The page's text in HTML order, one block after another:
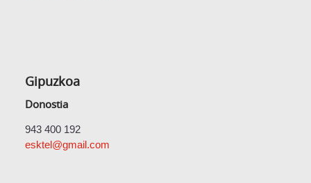
Gipuzkoa
Donostia
943 400 192
esktel@gmail.com